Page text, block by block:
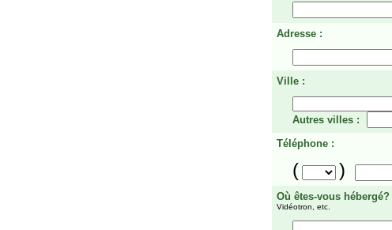
Adresse :
Ville :
Autres villes :
Téléphone :
( )
Où êtes-vous hébergé?
Vidéotron, etc.